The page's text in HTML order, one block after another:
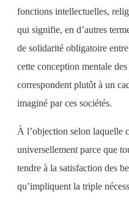
fonctions intellectuelles,
qui signifie, en d’autres
de solidarité obligatoire
cette conception mentale
correspondent plutôt à un
imaginé par ces sociétés.
À l’objection selon laquelle
universellement parce que
tendre à la satisfaction des
qu’impliquent la triple